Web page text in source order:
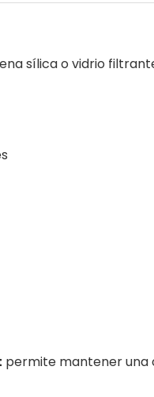
sílica o vidrio
permite mantener una